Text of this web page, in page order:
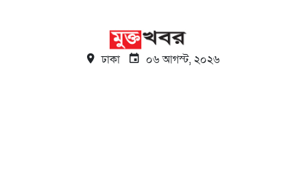
ঢাকা ০৬ আগস্ট, ২০২৬